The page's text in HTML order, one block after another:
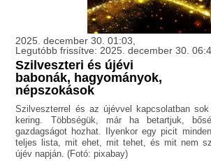
2025. december 30. 01:03,
Legutóbb frissítve: 2025. december 30.
Szilveszteri és újévi
babonák, hagyományok,
népszokások
Szilveszterrel és az újévvel kapcsolatban
kering. Többségük, már ha betartjuk,
gazdagságot hozhat. Ilyenkor egy picit
teljes lista, mit ehet, mit tehet, és mit nem
újév napján. (Fotó: pixabay)